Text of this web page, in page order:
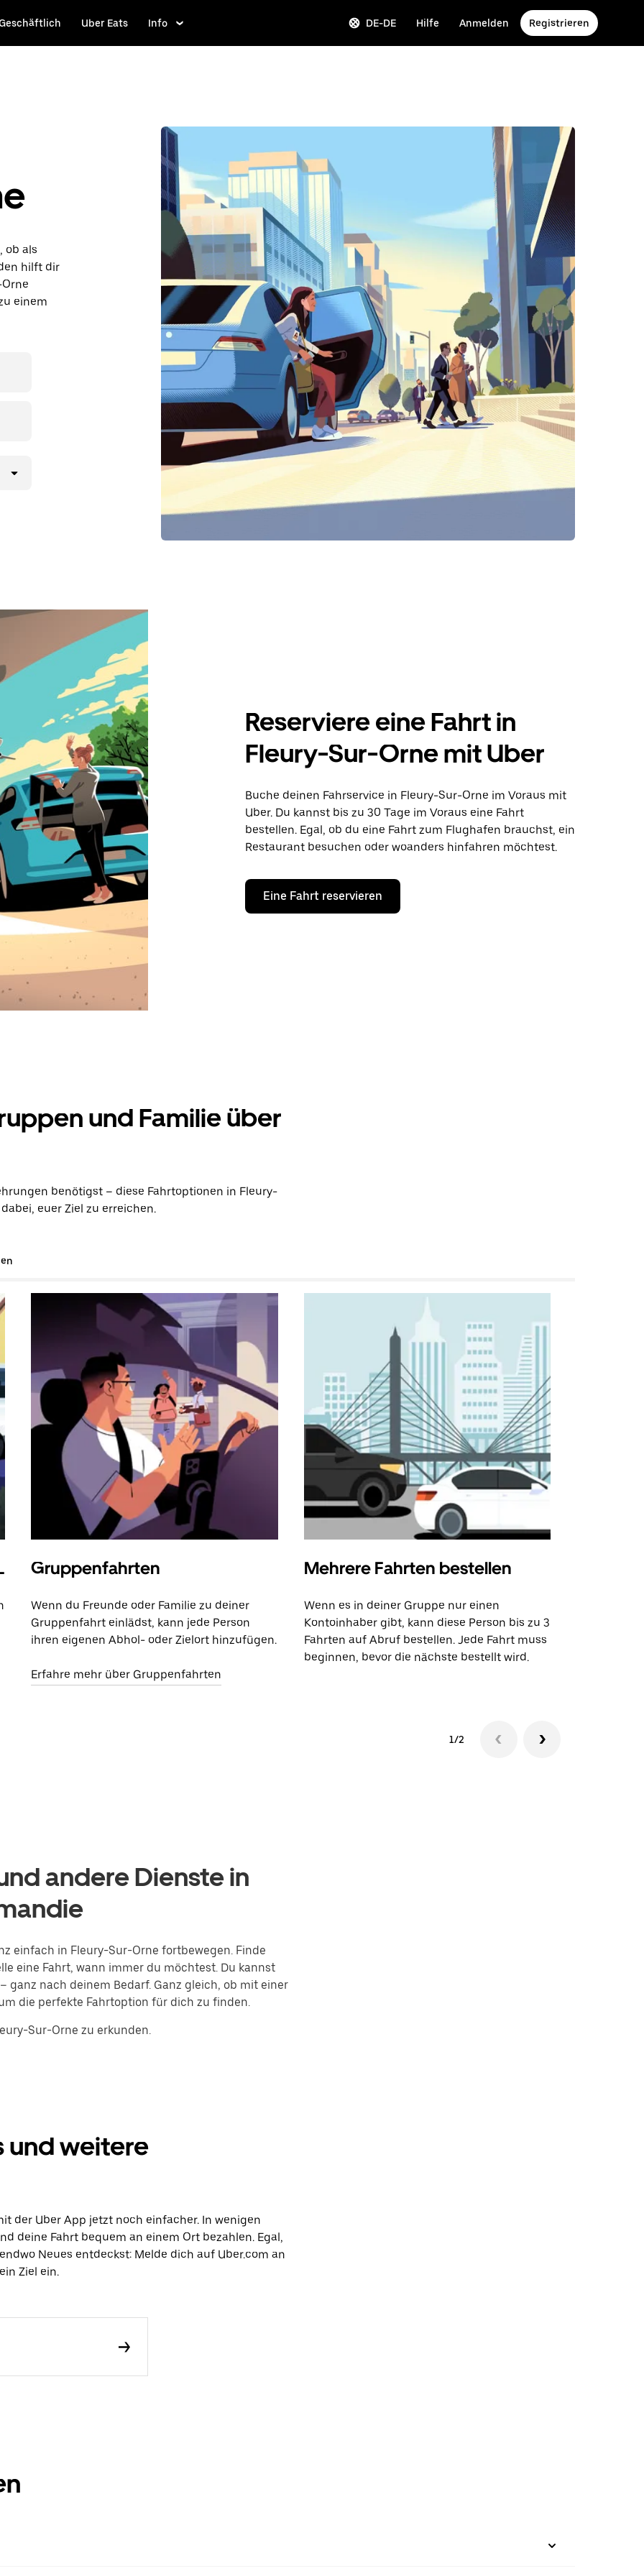
Uber Eats Info DE-DE Hilfe Anmelden Registrieren
ob als
hilft dir
einem
Reserviere eine Fahrt in
Fleury-Sur-Orne mit Uber
Buche deinen Fahrservice in Fleury-Sur-Orne im Voraus mit
Uber. Du kannst bis zu 30 Tage im Voraus eine Fahrt
bestellen. Egal, ob du eine Fahrt zum Flughafen brauchst, ein
Restaurant besuchen oder woanders hinfahren möchtest.
Eine Fahrt reservieren
und Familie über
benötigst – diese Fahrtoptionen in Fleury-
euer Ziel zu erreichen.
Gruppenfahrten
Wenn du Freunde oder Familie zu deiner
Gruppenfahrt einlädst, kann jede Person
ihren eigenen Abhol- oder Zielort hinzufügen.
Erfahre mehr über Gruppenfahrten
Mehrere Fahrten bestellen
Wenn es in deiner Gruppe nur einen
Kontoinhaber gibt, kann diese Person bis zu 3
Fahrten auf Abruf bestellen. Jede Fahrt muss
beginnen, bevor die nächste bestellt wird.
1/2
andere Dienste in
einfach in Fleury-Sur-Orne fortbewegen. Finde
eine Fahrt, wann immer du möchtest. Du kannst
ganz nach deinem Bedarf. Ganz gleich, ob mit einer
die perfekte Fahrtoption für dich zu finden.
Sur-Orne zu erkunden.
und weitere
der Uber App jetzt noch einfacher. In wenigen
deine Fahrt bequem an einem Ort bezahlen. Egal,
Neues entdeckst: Melde dich auf Uber.com an
Ziel ein.